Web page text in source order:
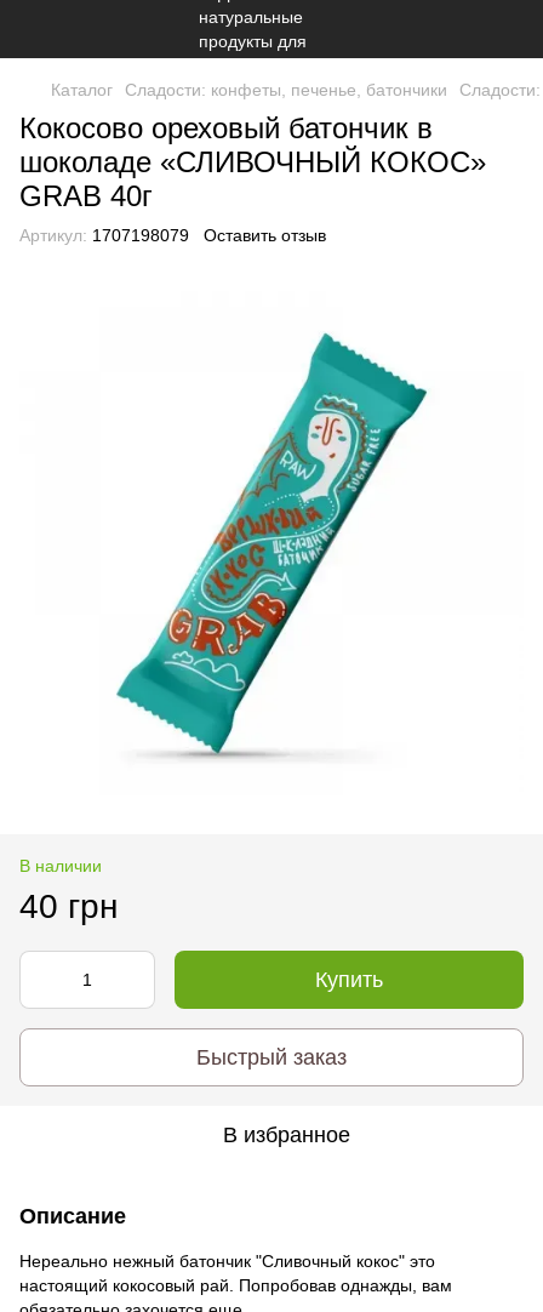
Каталог Сладости: конфеты, печенье, батончики
Кокосово ореховый батончик в
шоколаде «СЛИВОЧНЫЙ КОКОС»
GRAB 40г
Артикул: 1707198079 Оставить отзыв
В наличии
40 грн
Купить
Быстрый заказ
В избранное
Описание
Нереально нежный батончик "Сливочный кокос" это
настоящий кокосовый рай. Попробовав однажды, вам